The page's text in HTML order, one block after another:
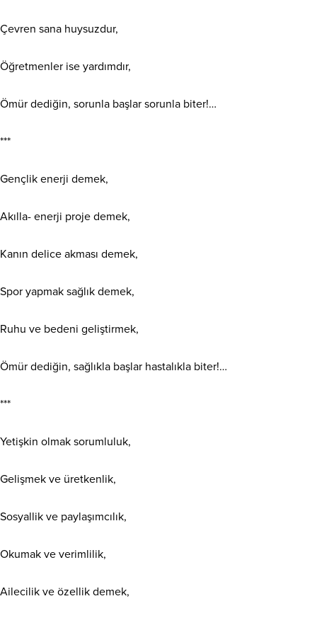
Çevren sana huysuzdur,
Öğretmenler ise yardımdır,
Ömür dediğin, sorunla başlar sorunla biter!…
***
Gençlik enerji demek,
Akılla- enerji proje demek,
Kanın delice akması demek,
Spor yapmak sağlık demek,
Ruhu ve bedeni geliştirmek,
Ömür dediğin, sağlıkla başlar hastalıkla biter!…
***
Yetişkin olmak sorumluluk,
Gelişmek ve üretkenlik,
Sosyallik ve paylaşımcılık,
Okumak ve verimlilik,
Ailecilik ve özellik demek,